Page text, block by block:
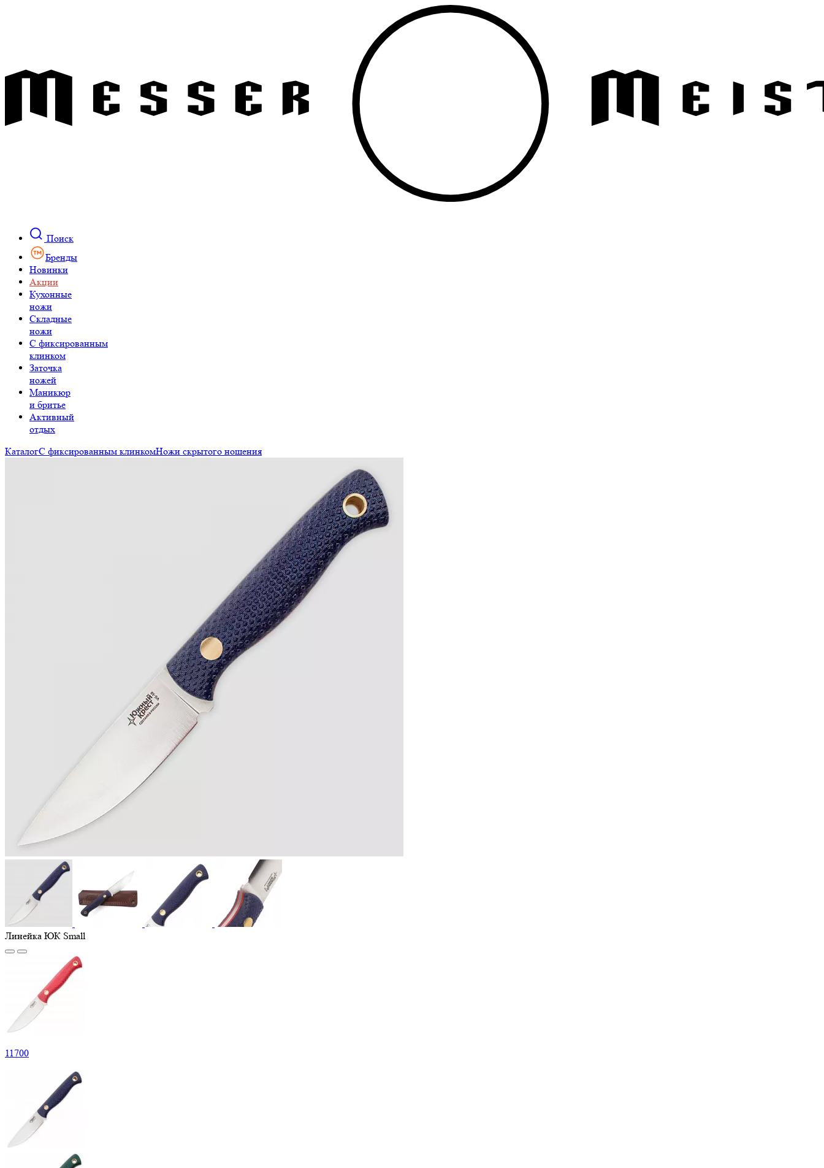
Поиск
Бренды
Новинки
Акции
Кухонные
ножи
Складные
ножи
C фиксированным
клинком
Заточка
ножей
Маникюр
и бритье
Активный
отдых
КаталогС фиксированным клинкомНожи скрытого ношения
Линейка ЮК Small
11700